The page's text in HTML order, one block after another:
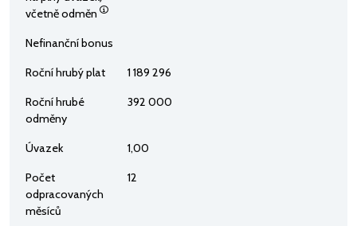
včetně odměn
Nefinanční bonus
Roční hrubý plat 1 189 296
Roční hrubé
odměny
392 000
Úvazek 1,00
Počet
odpracovaných
měsíců
12